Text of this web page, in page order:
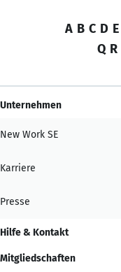
A B C D E
Q R
Unternehmen
New Work SE
Karriere
Presse
Hilfe & Kontakt
Mitgliedschaften